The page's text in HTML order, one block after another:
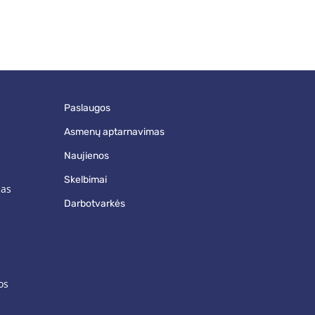
paslaugos
asmenų aptarnavimas
naujienos
skelbimai
darbotvarkės